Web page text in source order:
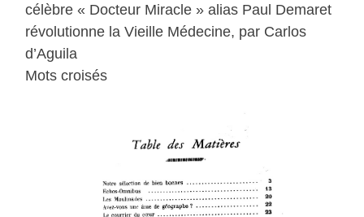
célèbre « Docteur Miracle » alias Paul Demaret
révolutionne la Vieille Médecine, par Carlos
d’Aguila
Mots croisés